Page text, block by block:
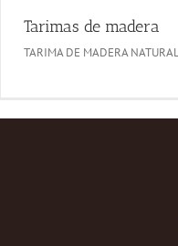
Tarimas de madera
TARIMA DE MADERA